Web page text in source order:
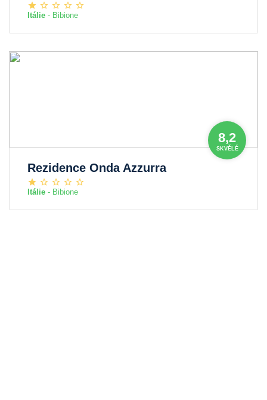
Itálie - Bibione
8,2
SKVĚLÉ
Rezidence Onda Azzurra
Itálie - Bibione